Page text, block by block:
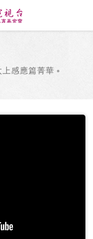
上感應篇菁華